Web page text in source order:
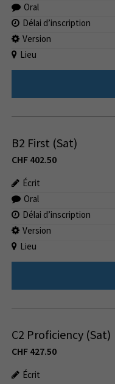
Oral
Délai d’inscription
Version
Lieu
B2 First (Sat)
CHF 402.50
Écrit
Oral
Délai d’inscription
Version
Lieu
C2 Proficiency (Sat)
CHF 427.50
Écrit